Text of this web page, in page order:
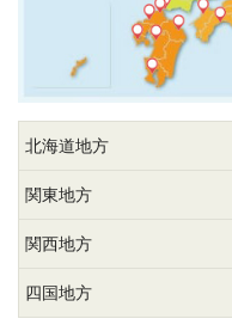
北海道地方
関東地方
関西地方
四国地方